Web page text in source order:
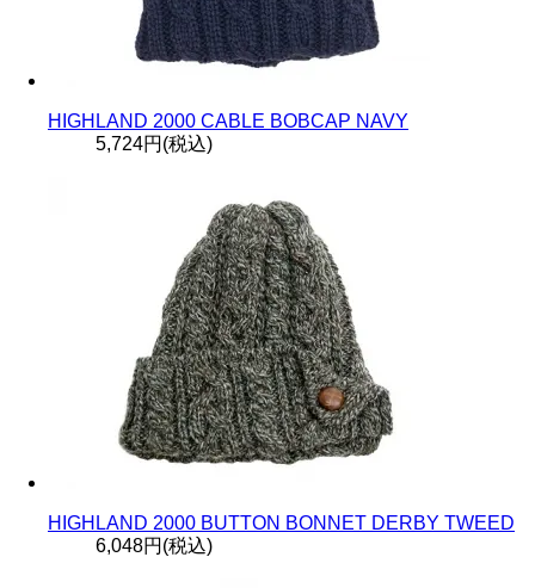
HIGHLAND 2000 CABLE BOBCAP NAVY
5,724円(税込)
HIGHLAND 2000 BUTTON BONNET DERBY TWEED
6,048円(税込)